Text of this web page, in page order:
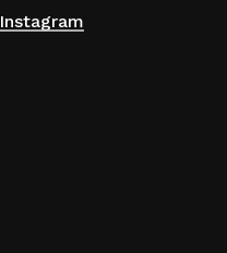
Instagram